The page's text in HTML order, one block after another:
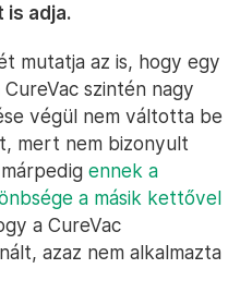
is adja.
mutatja az is, hogy egy
szintén nagy
végül nem váltotta be
mert nem bizonyult
ennek a
a másik kettővel
a CureVac
azaz nem alkalmazta